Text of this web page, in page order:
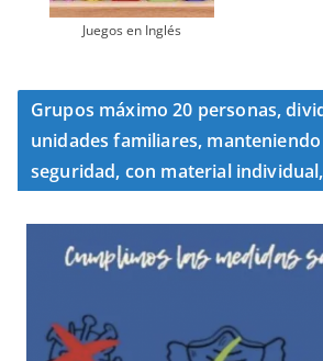
Juegos en Inglés
Grupos máximo 20 personas,
unidades familiares,
seguridad, con material